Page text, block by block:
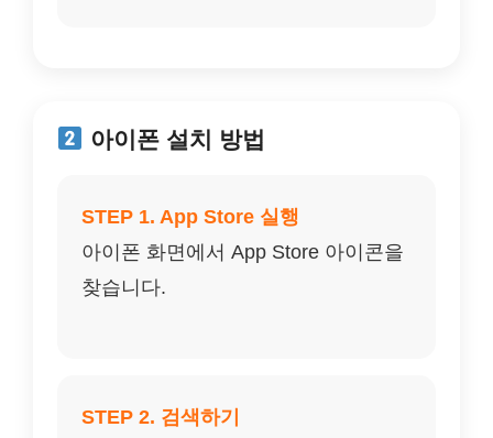
아이폰 설치 방법
STEP 1. App Store 실행
아이폰 화면에서 App Store 아이콘을
찾습니다.
STEP 2. 검색하기